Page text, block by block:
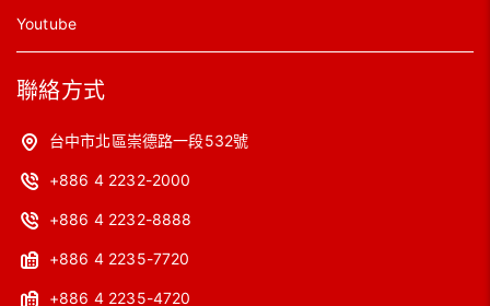
Youtube
聯絡方式
台中市北區崇德路一段532號
+886 4 2232-2000
+886 4 2232-8888
+886 4 2235-7720
+886 4 2235-4720